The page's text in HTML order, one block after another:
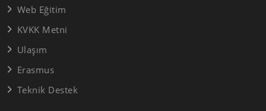
Web Eğitim
KVKK Metni
Ulaşım
Erasmus
Teknik Destek